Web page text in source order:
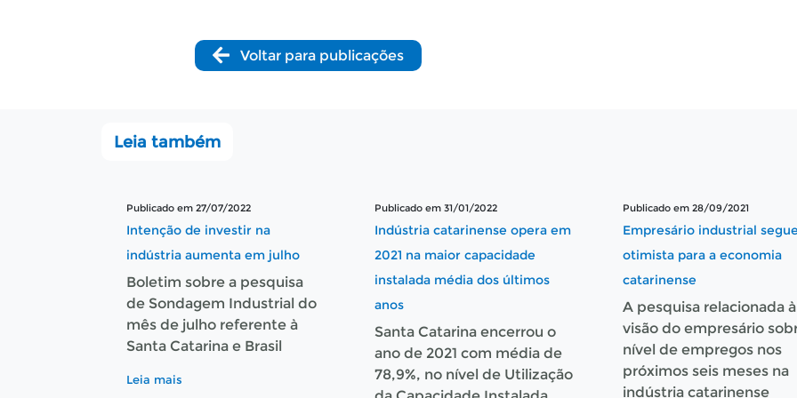
Voltar para publicações
Leia também
Publicado em 27/07/2022
Intenção de investir na
indústria aumenta em julho
Boletim sobre a pesquisa
de Sondagem Industrial do
mês de julho referente à
Santa Catarina e Brasil
Leia mais
Publicado em 31/01/2022
Indústria catarinense opera em
2021 na maior capacidade
instalada média dos últimos
anos
Santa Catarina encerrou o
ano de 2021 com média de
78,9%, no nível de Utilização
Publicado em 28/09/2021
Empresário industrial segue
otimista para a economia
catarinense
A pesquisa relacionada à
visão do empresário
nível de empregos nos
próximos seis meses na
indústria catarinense